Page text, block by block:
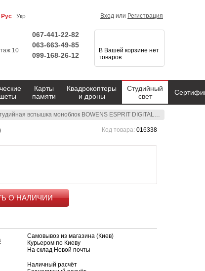
вспышка моноблок BOWENS ESPRIT DIGITAL 500DX (BW-2125)
Код товара: 016338
Самовывоз из магазина (Киев)
Курьером по Киеву
На склад Новой почты
Наличный расчёт
Рус Укр Вход или Регистрация
10
067-441-22-82
063-663-49-85
099-168-26-12
В Вашей корзине нет
товаров
Карты
памяти
Квадрокоптеры
и дроны
Студийный
свет